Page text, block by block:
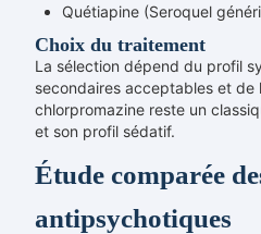
Quétiapine (Seroquel
Choix du traitement
La sélection dépend du profil
secondaires acceptables et de
chlorpromazine reste un
et son profil sédatif.
Étude comparée
antipsychotiques